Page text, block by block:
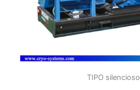
TIPO silencioso